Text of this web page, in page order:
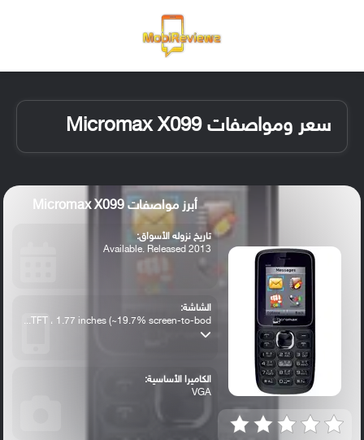
سعر ومواصفات Micromax X099
أبرز مواصفات Micromax X099
تاريخ نزوله الأسواق:
Available. Released 2013
الشاشة:
TFT ، 1.77 inches (~19.7% screen-to-bod...
الكاميرا الأساسية:
VGA